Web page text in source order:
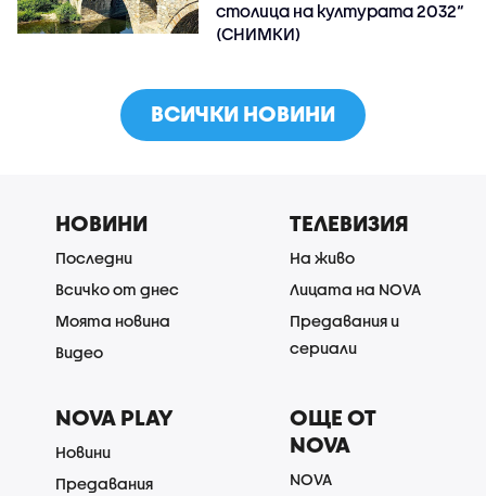
столица на културата 2032“
(СНИМКИ)
ВСИЧКИ НОВИНИ
НОВИНИ
Последни
Всичко от днес
Моята новина
Видео
ТЕЛЕВИЗИЯ
На живо
Лицата на NOVA
Предавания и
сериали
NOVA PLAY
Новини
Предавания
ОЩЕ ОТ
NOVA
NOVA